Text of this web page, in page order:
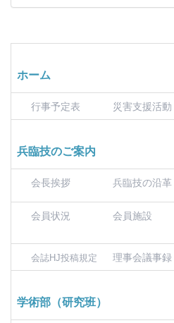
ホーム
行事予定表 災害支援活動
兵臨技のご案内
会長挨拶 兵臨技の沿革
会員状況 会員施設
会誌HJ投稿規定 理事会議事録
学術部（研究班）